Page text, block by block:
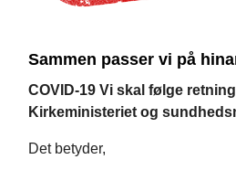
Sammen passer vi på
COVID-19 Vi skal følge
Kirkeministeriet og
Det betyder,